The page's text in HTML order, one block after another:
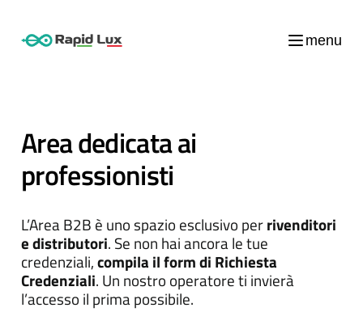
menu
Area dedicata ai
professionisti
L’Area B2B è uno spazio esclusivo perrivenditori
e distributori. Se non hai ancora le tue
credenziali,compila il form di Richiesta
Credenziali. Un nostro operatore ti invierà
l’accesso il prima possibile.